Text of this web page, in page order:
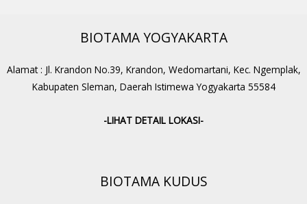
BIOTAMA YOGYAKARTA
Alamat : Jl. Krandon No.39, Krandon, Wedomartani, Kec. Ngemplak,
Kabupaten Sleman, Daerah Istimewa Yogyakarta 55584
-LIHAT DETAIL LOKASI-
BIOTAMA KUDUS